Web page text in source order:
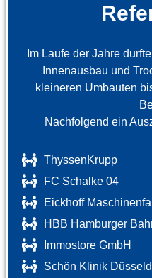
Im Laufe der Jahre
Innenausbau und
kleineren Umbauten
Nachfolgend ein
ThyssenKrupp
FC Schalke 04
Eickhoff
HBB Hamburger
Immostore GmbH
Schön Klinik